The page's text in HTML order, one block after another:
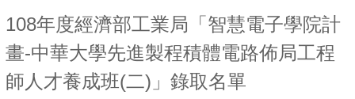
108年度經濟部工業局「智慧電子學院計
畫-中華大學先進製程積體電路佈局工程
師人才養成班(二)」錄取名單